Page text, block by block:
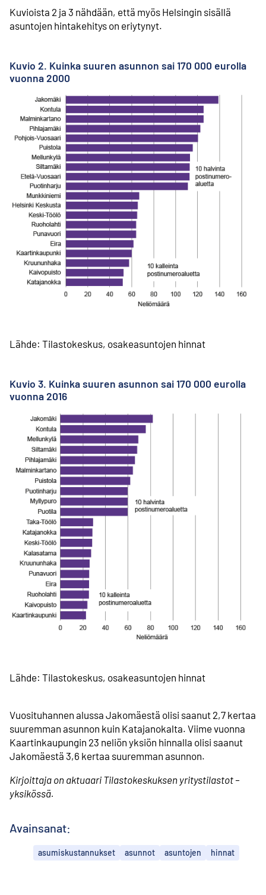
Kuvioista 2 ja 3 nähdään, että myös Helsingin sisällä
asuntojen hintakehitys on eriytynyt.
Kuvio 2. Kuinka suuren asunnon sai 170 000 eurolla
vuonna 2000
Lähde: Tilastokeskus, osakeasuntojen hinnat
Kuvio 3. Kuinka suuren asunnon sai 170 000 eurolla
vuonna 2016
Lähde: Tilastokeskus, osakeasuntojen hinnat
Vuosi­tuhannen alussa Jakomäestä olisi saanut 2,7 kertaa
suuremman asunnon kuin Katajanokalta. Viime vuonna
Kaartin­kaupungin 23 neliön yksiön hinnalla olisi saanut
Jakomäestä 3,6 kertaa suuremman asunnon.
Kirjoittaja on aktuaari Tilastokeskuksen yritystilastot –
yksikössä.
Avainsanat:
asumiskustannukset asunnot asuntojen hinnat